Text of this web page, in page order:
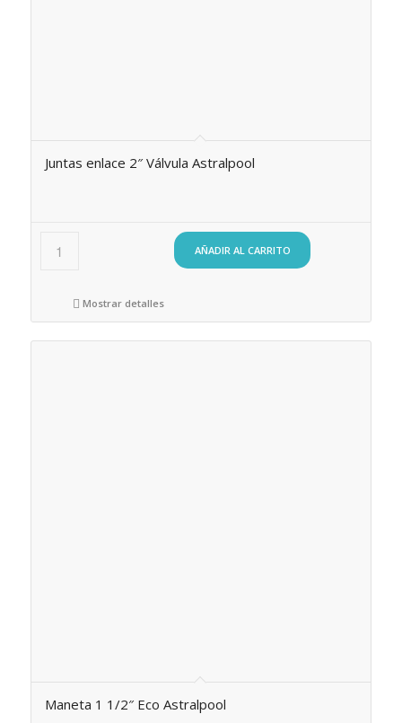
Juntas enlace 2″ Válvula Astralpool
AÑADIR AL CARRITO
Mostrar detalles
Maneta 1 1/2″ Eco Astralpool